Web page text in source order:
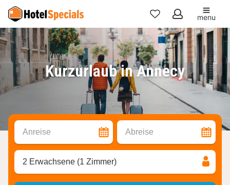
Meine
Favoriten
menu
Kurzurlaub in Annecy
Anreise Abreise
2 Erwachsene (1 Zimmer)